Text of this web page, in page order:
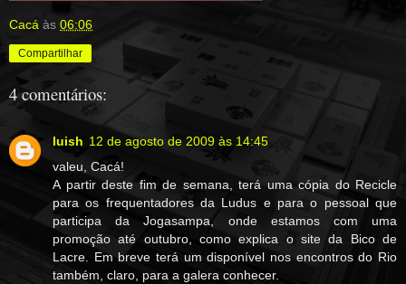
Cacá às 06:06
Compartilhar
4 comentários:
luish 12 de agosto de 2009 às 14:45
valeu, Cacá!
A partir deste fim de semana, terá uma cópia do Recicle
para os frequentadores da Ludus e para o pessoal que
participa da Jogasampa, onde estamos com uma
promoção até outubro, como explica o site da Bico de
Lacre. Em breve terá um disponível nos encontros do Rio
também, claro, para a galera conhecer.